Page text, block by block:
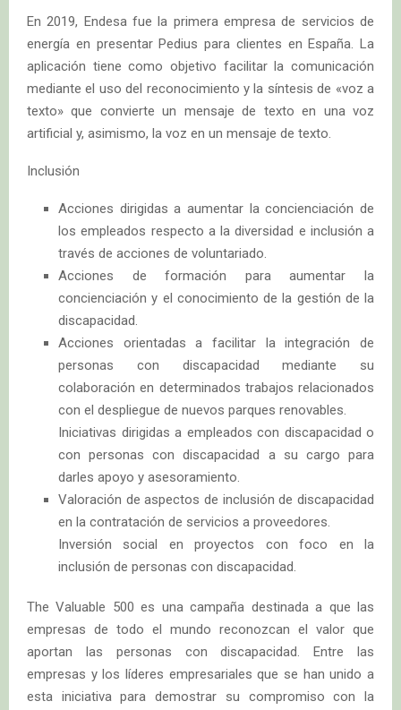
En 2019, Endesa fue la primera empresa de servicios de
energía en presentar Pedius para clientes en España. La
aplicación tiene como objetivo facilitar la comunicación
mediante el uso del reconocimiento y la síntesis de «voz a
texto» que convierte un mensaje de texto en una voz
artificial y, asimismo, la voz en un mensaje de texto.
Inclusión
Acciones dirigidas a aumentar la concienciación de
los empleados respecto a la diversidad e inclusión a
través de acciones de voluntariado.
Acciones de formación para aumentar la
concienciación y el conocimiento de la gestión de la
discapacidad.
Acciones orientadas a facilitar la integración de
personas con discapacidad mediante su
colaboración en determinados trabajos relacionados
con el despliegue de nuevos parques renovables.
Iniciativas dirigidas a empleados con discapacidad o
con personas con discapacidad a su cargo para
darles apoyo y asesoramiento.
Valoración de aspectos de inclusión de discapacidad
en la contratación de servicios a proveedores.
Inversión social en proyectos con foco en la
inclusión de personas con discapacidad.
The Valuable 500 es una campaña destinada a que las
empresas de todo el mundo reconozcan el valor que
aportan las personas con discapacidad. Entre las
empresas y los líderes empresariales que se han unido a
esta iniciativa para demostrar su compromiso con la